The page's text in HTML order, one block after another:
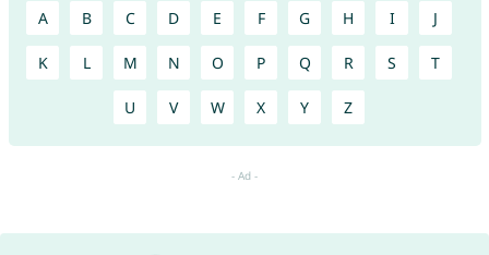
A B C D E F G H I J
K L M N O P Q R S T
U V W X Y Z